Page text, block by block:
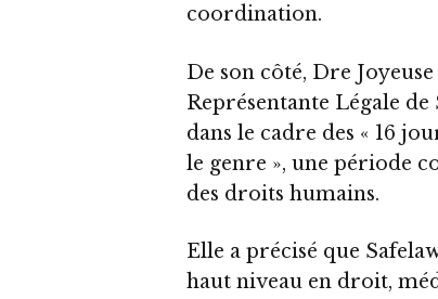
coordination.
De son côté, Dre
Représentante Légale de
dans le cadre des « 16
le genre », une période
des droits humains.
Elle a précisé que
haut niveau en droit,